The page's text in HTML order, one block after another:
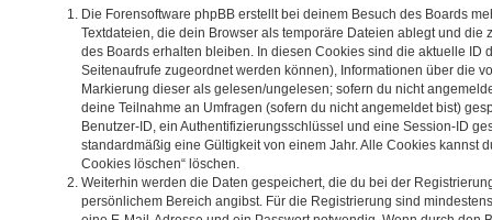
Die Forensoftware phpBB erstellt bei deinem Besuch des Boards
Textdateien, die dein Browser als temporäre Dateien ablegt und die
des Boards erhalten bleiben. In diesen Cookies sind die aktuelle ID
Seitenaufrufe zugeordnet werden können), Informationen über die
Markierung dieser als gelesen/ungelesen; sofern du nicht
deine Teilnahme an Umfragen (sofern du nicht angemeldet bist)
Benutzer-ID, ein Authentifizierungsschlüssel und eine Session-ID
standardmäßig eine Gültigkeit von einem Jahr. Alle Cookies kannst
Cookies löschen“ löschen.
Weiterhin werden die Daten gespeichert, die du bei der
persönlichem Bereich angibst. Für die Registrierung sind